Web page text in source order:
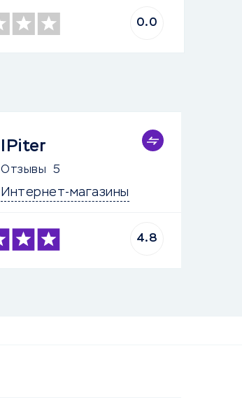
0.0
IPiter
Отзывы 5
Интернет-магазины
4.8